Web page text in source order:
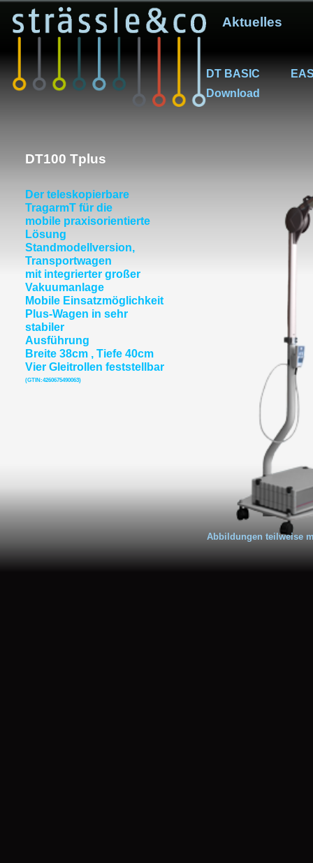
DT100 Tplus
Der teleskopierbare
TragarmT für die
mobile praxisorientierte
Lösung
Standmodellversion,
Transportwagen
mit integrierter großer
Vakuumanlage
Mobile Einsatzmöglichkeit
Plus-Wagen in sehr
stabiler
Ausführung
Breite 38cm , Tiefe 40cm
Vier Gleitrollen feststellbar
(GTIN:4260675490063)
DT BASIC
Download
Abbildungen teilweise
Aktuelles